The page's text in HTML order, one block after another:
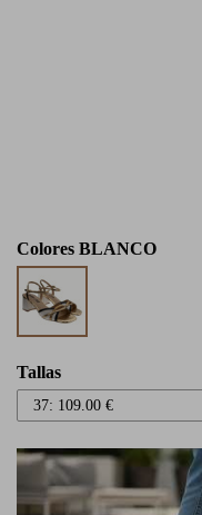
Colores BLANCO
Tallas